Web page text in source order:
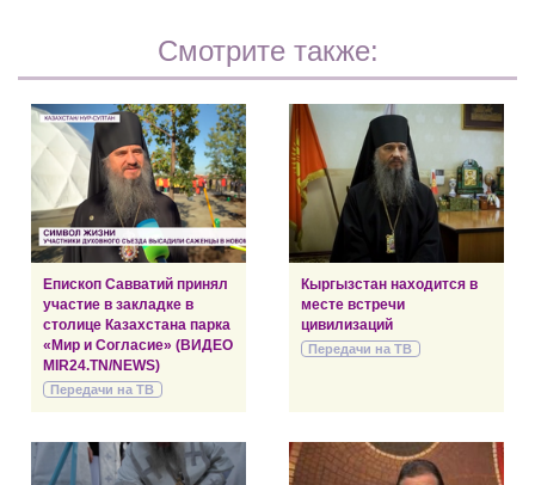
Смотрите также:
Епископ Савватий принял
участие в закладке в
столице Казахстана парка
«Мир и Согласие» (ВИДЕО
MIR24.TN/NEWS)
Передачи на ТВ
Кыргызстан находится в
месте встречи
цивилизаций
Передачи на ТВ